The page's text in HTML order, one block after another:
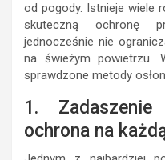
od pogody. Istnieje wiele
skuteczną ochronę
jednocześnie nie
na świeżym powietrzu.
sprawdzone metody
1.
ochrona na